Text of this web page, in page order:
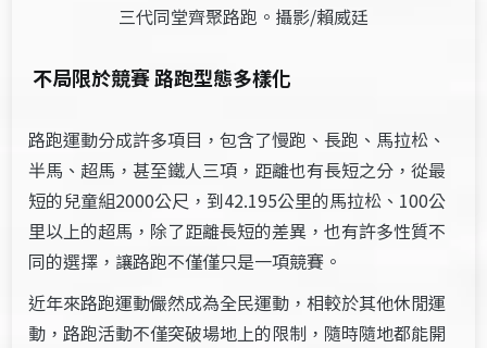
三代同堂齊聚路跑。攝影/賴威廷
不局限於競賽 路跑型態多樣化
路跑運動分成許多項目，包含了慢跑、長跑、馬拉松、
半馬、超馬，甚至鐵人三項，距離也有長短之分，從最
短的兒童組2000公尺，到42.195公里的馬拉松、100公
里以上的超馬，除了距離長短的差異，也有許多性質不
同的選擇，讓路跑不僅僅只是一項競賽。
近年來路跑運動儼然成為全民運動，相較於其他休閒運
動，路跑活動不僅突破場地上的限制，隨時隨地都能開